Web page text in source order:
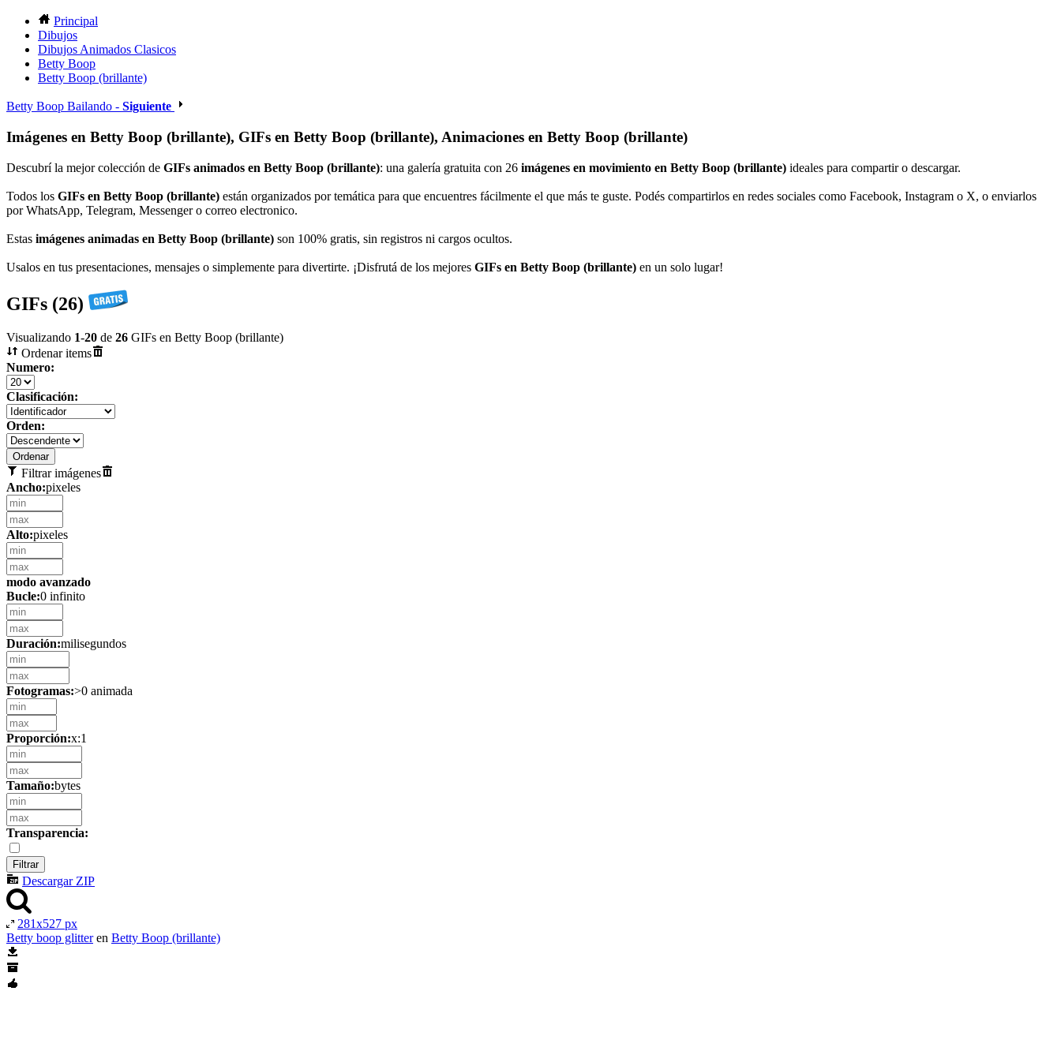
Principal
Dibujos
Dibujos Animados Clasicos
Betty Boop
Betty Boop (brillante)
Betty Boop Bailando - Siguiente
Imágenes en Betty Boop (brillante), GIFs en Betty Boop (brillante), Animaciones en Betty Boop (brillante)
Descubrí la mejor colección de GIFs animados en Betty Boop (brillante): una galería gratuita con 26 imágenes en movimiento en Betty Boop (brillante) ideales para compartir o descargar.
Todos los GIFs en Betty Boop (brillante) están organizados por temática para que encuentres fácilmente el que más te guste. Podés compartirlos en redes sociales como Facebook, Instagram o X, o enviarlos
por WhatsApp, Telegram, Messenger o correo electronico.
Estas imágenes animadas en Betty Boop (brillante) son 100% gratis, sin registros ni cargos ocultos.
Usalos en tus presentaciones, mensajes o simplemente para divertirte. ¡Disfrutá de los mejores GIFs en Betty Boop (brillante) en un solo lugar!
GIFs (26)
Visualizando 1-20 de 26 GIFs en Betty Boop (brillante)
Ordenar items
Numero:
Clasificación:
Orden:
Filtrar imágenes
Ancho:pixeles
Alto:pixeles
modo avanzado
Bucle:0 infinito
Duración:milisegundos
Fotogramas:>0 animada
Proporción:x:1
Tamaño:bytes
Transparencia:
Descargar ZIP
281x527 px
Betty boop glitteren Betty Boop (brillante)